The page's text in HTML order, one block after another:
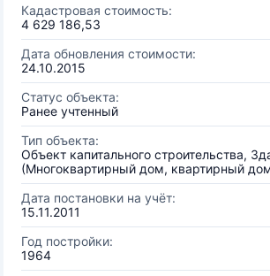
Кадастровая стоимость:
4 629 186,53
Дата обновления стоимости:
24.10.2015
Статус объекта:
Ранее учтенный
Тип объекта:
Объект капитального строительства,
(Многоквартирный дом, квартирный
Дата постановки на учёт:
15.11.2011
Год постройки:
1964